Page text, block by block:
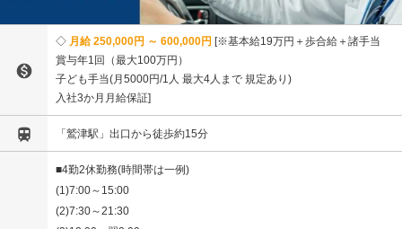

月給 250,000円 ～ 600,000円 ※基本給19万円＋歩合給＋諸手当
賞与年1回（最大100万円）
子ども手当(月5000円/1人 最大4人まで 規定あり)
入社3か月月給保証
 「鷲津駅」出口から徒歩約15分
■4勤2休勤務(時間帯は一例)
(1)7:00～15:00
(2)7:30～21:30